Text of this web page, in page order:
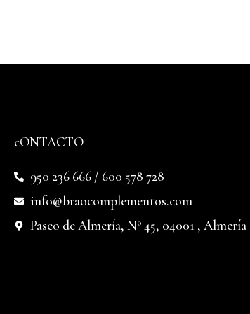
cONTACTO
950 236 666 / 600 578 728
info@braocomplementos.com
Paseo de Almería, Nº 45, 04001 , Almería